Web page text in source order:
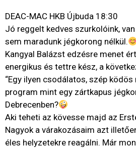
DEAC-MAC HKB Újbuda 18:30
Jó reggelt kedves szurkolóink,
sem maradunk jégkorong nélkül.
Kangyal Balázst edzésre menet
energikus és tettre kész, a
“Egy ilyen csodálatos, szép
program mint egy zártkapus
Debrecenben?
Aki teheti az kövesse majd az
Nagyok a várakozásaim azt
éles helyzetekre reagálni. Már